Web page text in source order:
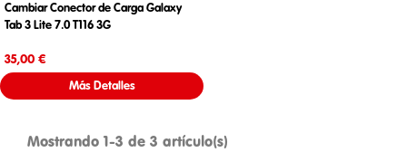
Cambiar Conector de Carga Galaxy
Tab 3 Lite 7.0 T116 3G
35,00 €
Más Detalles
Mostrando 1-3 de 3 artículo(s)